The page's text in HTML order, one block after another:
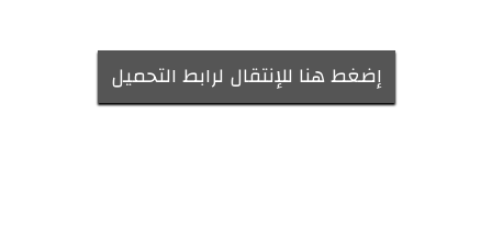
إضغط هنا للإنتقال لرابط التحميل